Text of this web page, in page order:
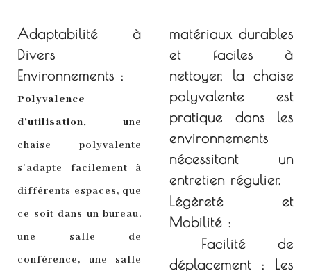
Adaptabilité à
Divers
Environnements :
Polyvalence
d’utilisation, une
chaise polyvalente
s’adapte facilement à
différents espaces, que
ce soit dans un bureau,
une salle de
conférence, une salle
matériaux durables
et faciles à
nettoyer, la chaise
polyvalente est
pratique dans les
environnements
nécessitant un
entretien régulier.
Légèreté et
Mobilité :
Facilité de
déplacement : Les